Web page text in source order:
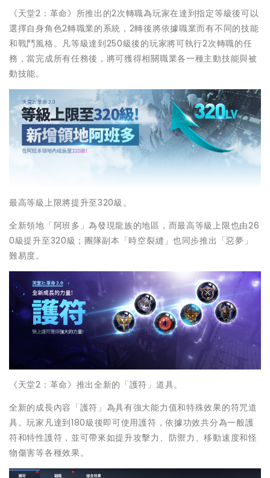
《天堂2：革命》所推出的2次轉職為玩家在達到指定等級後可以
選擇自身角色2轉職業的系統，2轉後將依據職業而有不同的技能
和戰鬥風格。凡等級達到250級後的玩家將可執行2次轉職的任
務，當完成所有任務後，將可獲得相關職業各一種主動技能與被
動技能。
最高等級上限將提升至320級。
全新領地「阿班多」為發現龍族的地區，而最高等級上限也由26
0級提升至320級；團隊副本「時空裂縫」也同步推出「惡夢」
難易度。
《天堂2：革命》推出全新的「護符」道具。
全新的成長內容「護符」為具有強大能力值和特殊效果的符咒道
具。玩家凡達到180級後即可使用護符，依據功效共分為一般護
符和特性護符，並可帶來如提升攻擊力、防禦力、移動速度和怪
物傷害等各種效果。